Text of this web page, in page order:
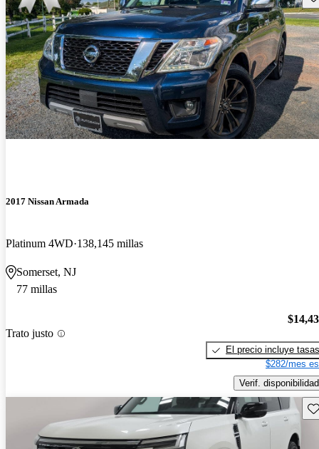
2017 Nissan Armada
Platinum 4WD 138,145 millas
Somerset, NJ
77 millas
Trato justo
El precio incluye tasas
$282/mes
Verif. disponibilidad